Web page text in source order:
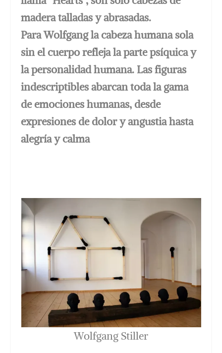
madera talladas y abrasadas.
Para Wolfgang la cabeza humana sola
sin el cuerpo refleja la parte psíquica y
la personalidad humana. Las figuras
indescriptibles abarcan toda la gama
de emociones humanas, desde
expresiones de dolor y angustia hasta
alegría y calma
Wolfgang Stiller